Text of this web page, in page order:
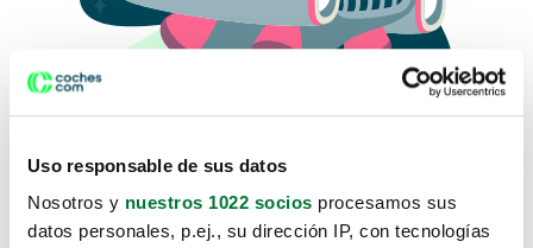
Uso responsable de sus datos
Nosotros y nuestros 1022 socios procesamos sus
datos personales, p.ej., su dirección IP, con tecnologías